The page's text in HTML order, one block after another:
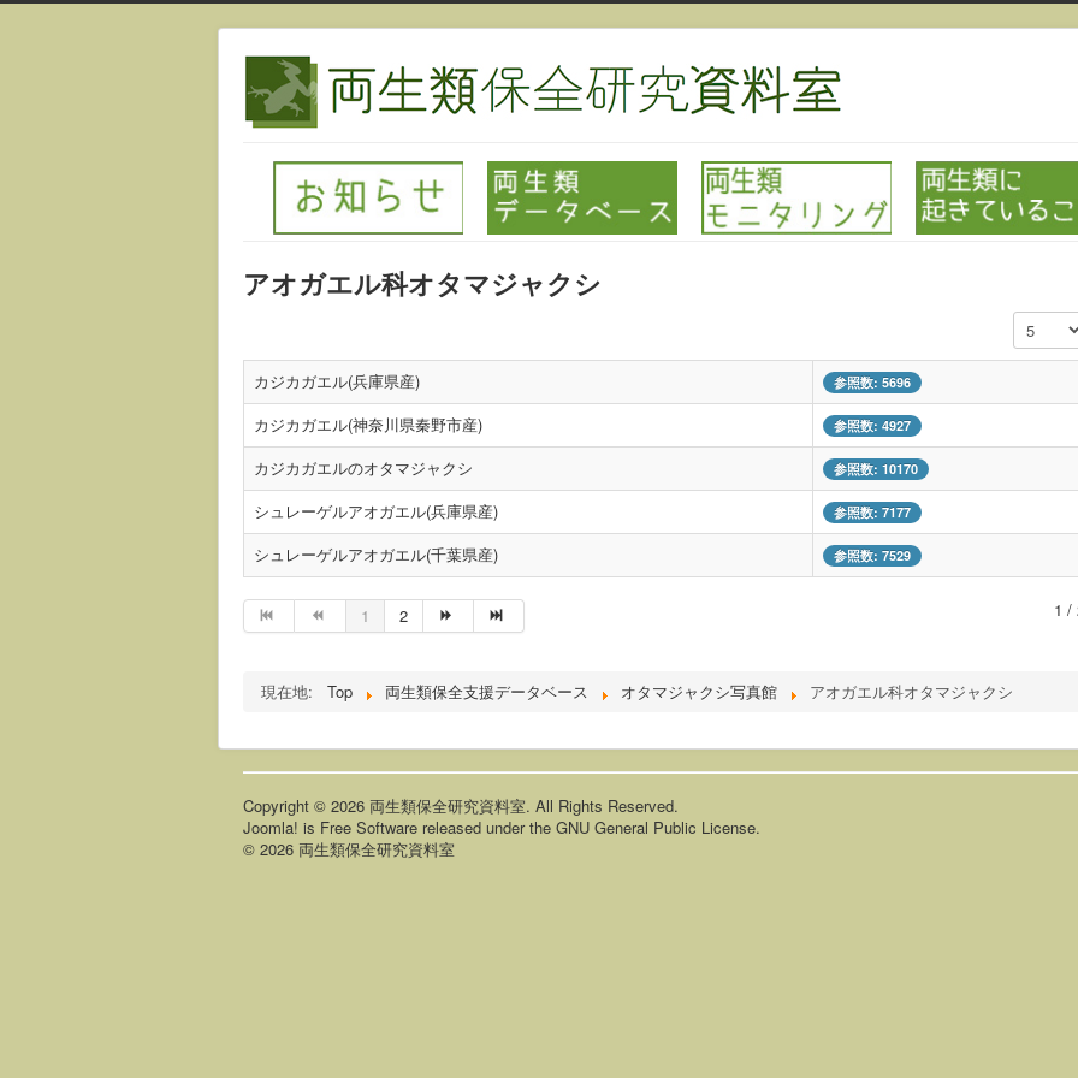
アオガエル科オタマジャクシ
表示数
カジカガエル(兵庫県産) 参照数: 5696
カジカガエル(神奈川県秦野市産) 参照数: 4927
カジカガエルのオタマジャクシ 参照数: 10170
シュレーゲルアオガエル(兵庫県産) 参照数: 7177
シュレーゲルアオガエル(千葉県産) 参照数: 7529
1 /
1 2
現在地: Top 両生類保全支援データベース オタマジャクシ写真館 アオガエル科オタマジャクシ
Copyright © 2026 両生類保全研究資料室. All Rights Reserved.
Joomla! is Free Software released under the GNU General Public License.
© 2026 両生類保全研究資料室